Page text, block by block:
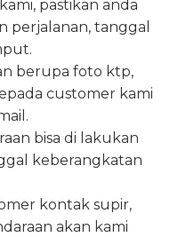
pastikan anda
perjalanan, tanggal
berupa foto ktp,
customer kami
bisa di lakukan
keberangkatan
kontak supir,
akan kami